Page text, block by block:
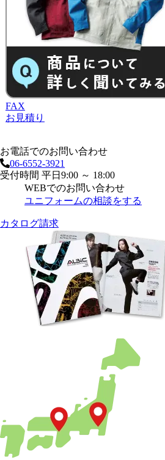
FAX
お見積り
お電話でのお問い合わせ
06-6552-3921
受付時間 平日9:00 ～ 18:00
WEBでのお問い合わせ
ユニフォームの相談をする
カタログ請求